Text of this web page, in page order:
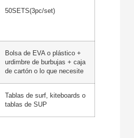
50SETS(3pc/set)
Bolsa de EVA o plástico +
urdimbre de burbujas + caja
de cartón o lo que necesite
Tablas de surf, kiteboards o
tablas de SUP